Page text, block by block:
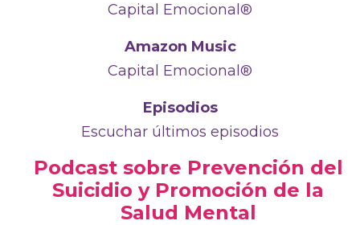
Capital Emocional®
Amazon Music
Capital Emocional®
Episodios
Escuchar últimos episodios
Podcast sobre Prevención del
Suicidio y Promoción de la
Salud Mental